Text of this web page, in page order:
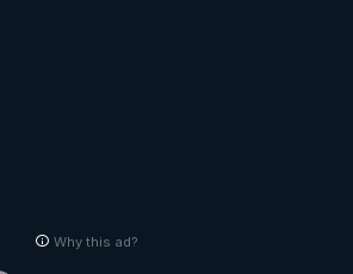
Why this ad?